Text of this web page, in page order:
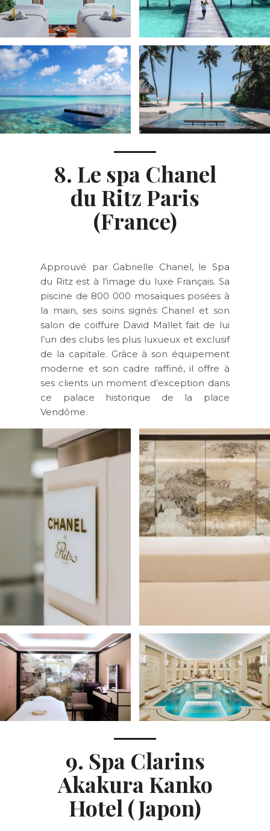
8. Le spa Chanel
du Ritz Paris
(France)
Approuvé par Gabrielle Chanel, le Spa
du Ritz est à l’image du luxe Français. Sa
piscine de 800 000 mosaïques posées à
la main, ses soins signés Chanel et son
salon de coiffure David Mallet fait de lui
l’un des clubs les plus luxueux et exclusif
de la capitale. Grâce à son équipement
moderne et son cadre raffiné, il offre à
ses clients un moment d’exception dans
ce palace historique de la place
Vendôme.
9. Spa Clarins
Akakura Kanko
Hotel (Japon)